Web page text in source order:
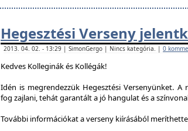
Hegesztési Verseny
2013. 04. 02. - 13:29 | SimonGergo | Nincs kategória. | 0
Kedves Kolleginák és Kollégák!
Idén is megrendezzük Hegesztési Versenyünket.
fog zajlani, tehát garantált a jó hangulat és a
További információkat a verseny kiírásából